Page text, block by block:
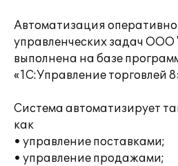
Автоматизация
управленческих задач ООО
выполнена на базе
«1С:Управление торговлей
Система автоматизирует
как
• управление поставками;
• управление продажами;